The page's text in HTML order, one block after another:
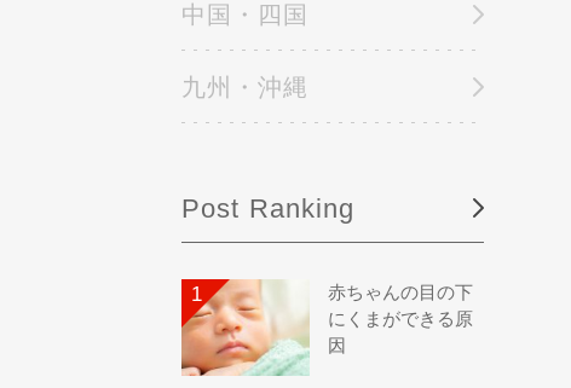
中国・四国
九州・沖縄
Post Ranking
赤ちゃんの目の下
にくまができる原
因